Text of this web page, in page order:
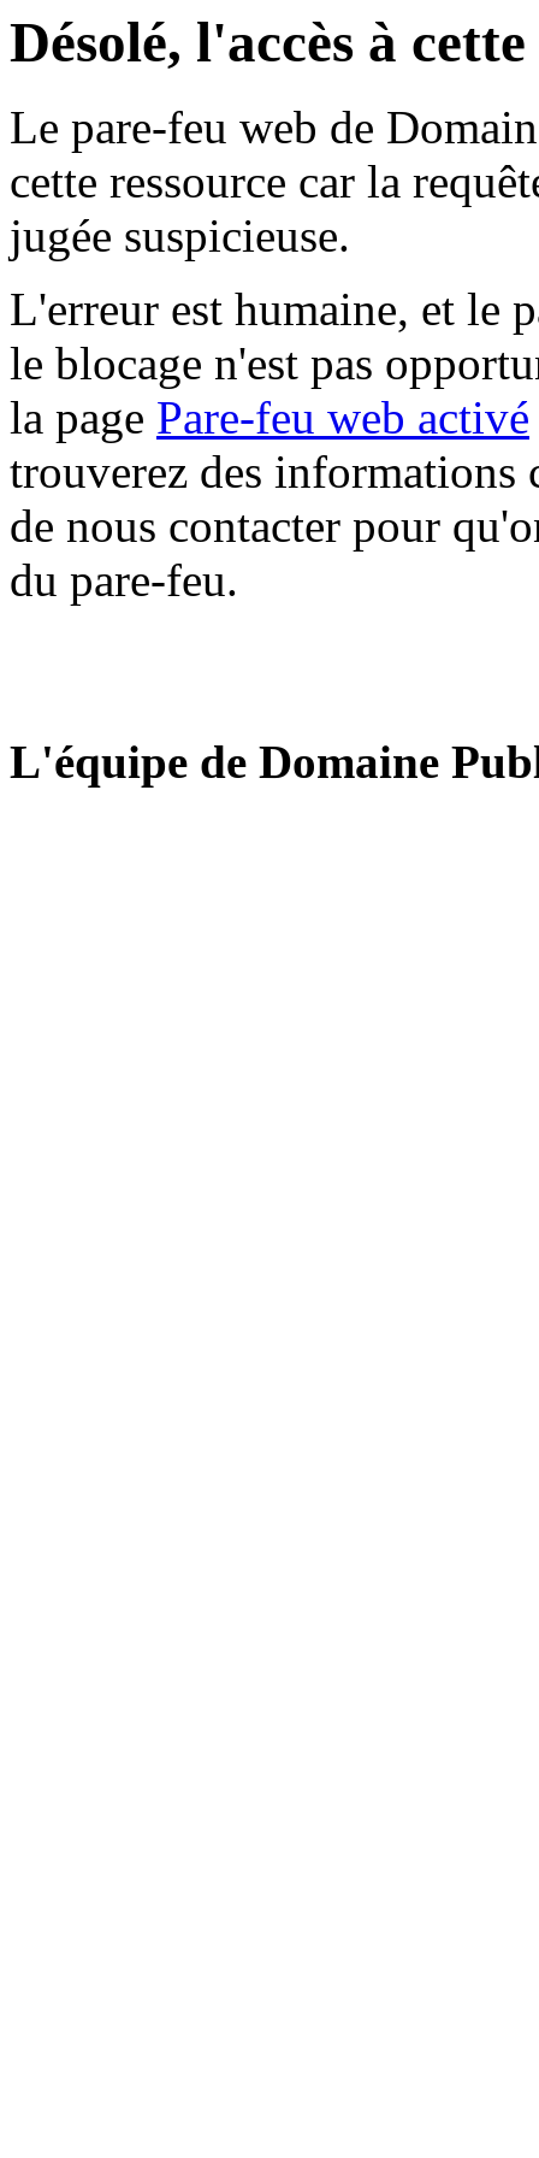
Désolé, l'accès à
Le pare-feu web de
cette ressource car la
jugée suspicieuse.
L'erreur est humaine, et le
le blocage n'est pas
la page Pare-feu web activé
trouverez des informations
de nous contacter pour
du pare-feu.
L'équipe de Domaine